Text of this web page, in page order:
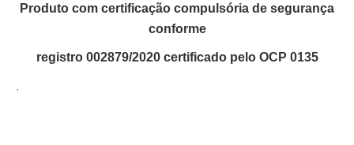
Produto com certificação compulsória de segurança
conforme
registro 002879/2020 certificado pelo OCP 0135
.